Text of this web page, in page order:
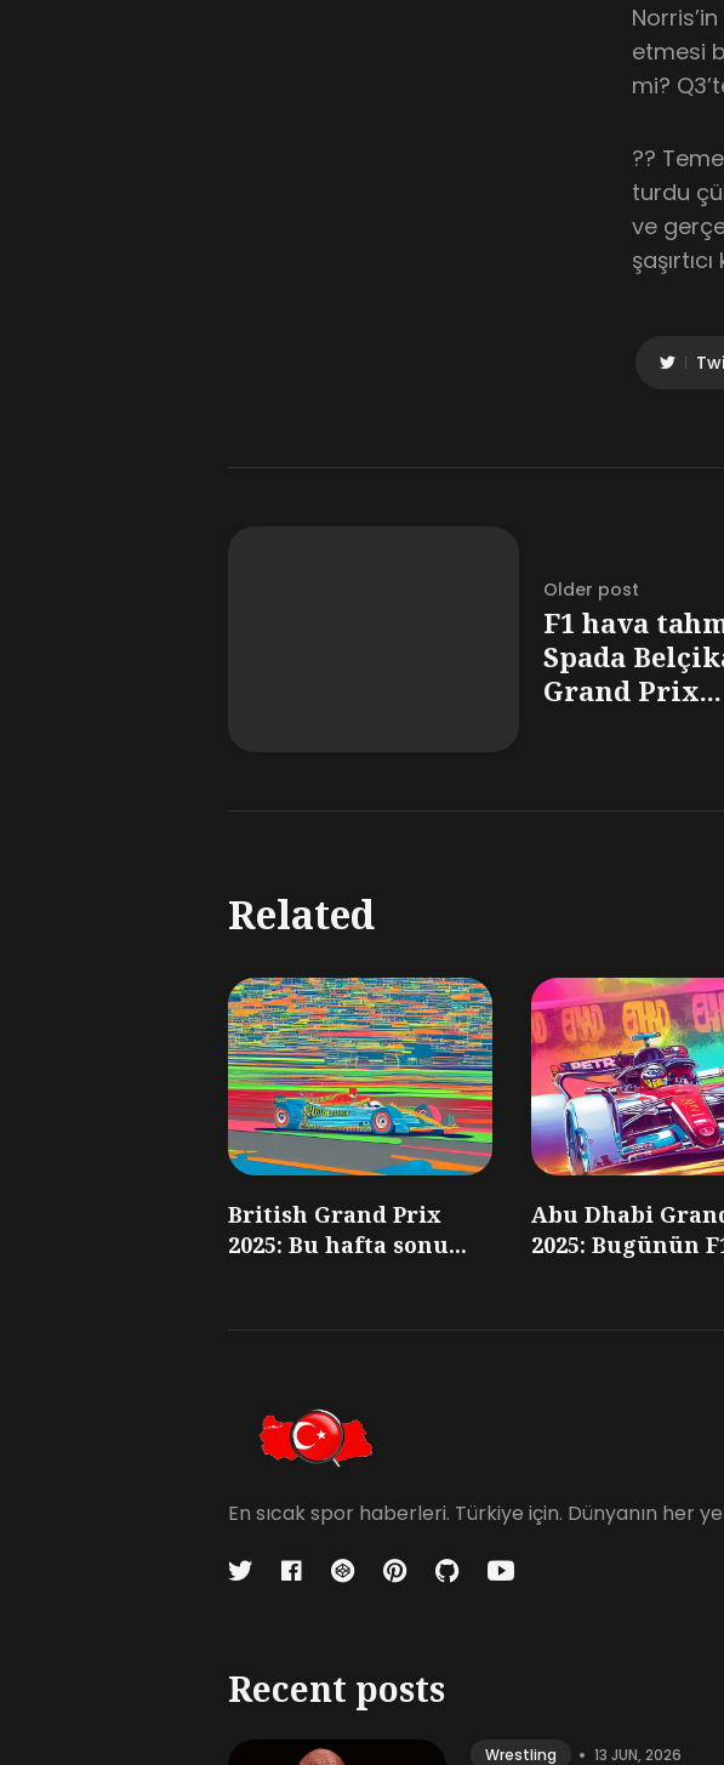
etmesi
mi?
??
turdu
ve
Older post
F1 hava
Spada
Grand Prix...
Related
British Grand Prix
2025: Bu hafta sonu...
Abu Dhabi
2025: Bugünün
En sıcak spor haberleri. Türkiye için. Dünyanın her
Recent posts
Wrestling • 13 JUN, 2026